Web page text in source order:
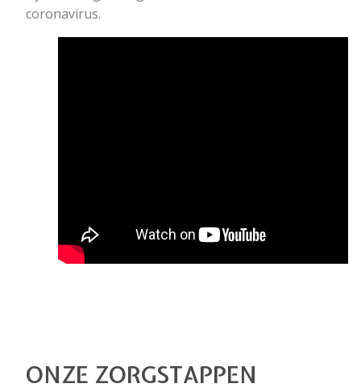
coronavirus.
ONZE ZORGSTAPPEN